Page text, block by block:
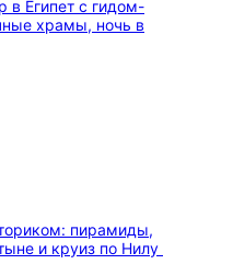
пирамиды,
и круиз по Нилу